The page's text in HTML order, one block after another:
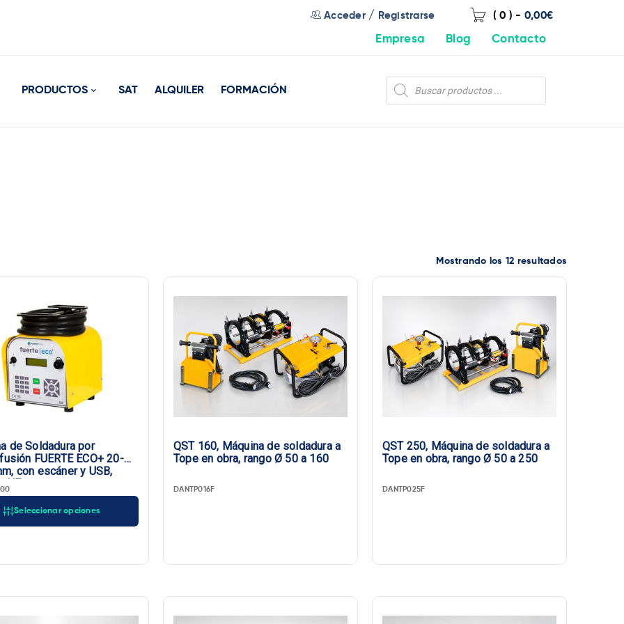
( 0 ) - 0,00€
Acceder/ Registrarse
Empresa Blog Contacto
PRODUCTOS SAT ALQUILER FORMACIÓN
Mostrando los 12 resultados
Seleccionar opciones
de Soldadura por
FUERTE ECO+ 20-
con escáner y USB,
UE
QST 160, Máquina de soldadura a
Tope en obra, rango Ø 50 a 160
DANTP016F
QST 250, Máquina de soldadura a
Tope en obra, rango Ø 50 a 250
DANTP025F